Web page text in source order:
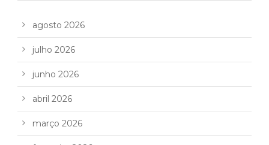
agosto 2026
julho 2026
junho 2026
abril 2026
março 2026